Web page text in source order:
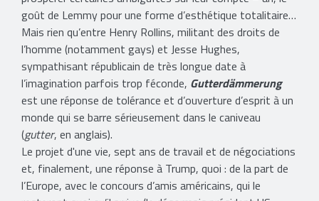
goût de Lemmy pour une forme d’esthétique totalitaire…
Mais rien qu’entre Henry Rollins, militant des droits de
l’homme (notamment gays) et Jesse Hughes,
sympathisant républicain de très longue date à
l’imagination parfois trop féconde, Gutterdämmerung
est une réponse de tolérance et d’ouverture d’esprit à un
monde qui se barre sérieusement dans le caniveau
(gutter, en anglais).
Le projet d'une vie, sept ans de travail et de négociations
et, finalement, une réponse à Trump, quoi : de la part de
l’Europe, avec le concours d’amis américains, qui le